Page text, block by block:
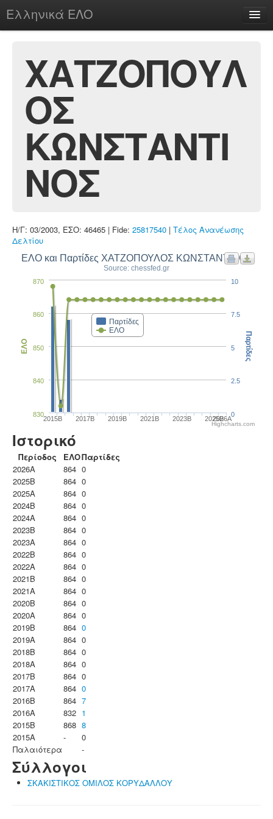
Ελληνικά ΕΛΟ
chesstu.be @ discord
Login
ΧΑΤΖΟΠΟΥΛ
ΟΣ
ΚΩΝΣΤΑΝΤΙ
ΝΟΣ
Η/Γ: 03/2003, ΕΣΟ: 46465 | Fide: 25817540 | Τέλος Ανανέωσης
Δελτίου
ΕΛΟ και Παρτίδες ΧΑΤΖΟΠΟΥΛΟΣ ΚΩΝΣΤΑΝΤΙΝΟΣ
Source: chessfed.gr
Παρτίδες
ΕΛΟ
2015B 2017B 2019B 2021B 2023B 2025B
2026A
830
840
850
860
870
ΕΛΟ
0
10
2.5
5
7.5
Παρτίδες
Highcharts.com
Ιστορικό
Περίοδος ΕΛΟΠαρτίδες
2026A
864 0
2025B
864 0
2025A
864 0
2024B
864 0
2024A
864 0
2023B
864 0
2023Α
864 0
2022B
864 0
2022A
864 0
2021B
864 0
2021A
864 0
2020B
864 0
2020A
864 0
2019B
864 0
2019A
864 0
2018B
864 0
2018A
864 0
2017B
864 0
2017A
864 0
2016B
864 7
2016A
832 1
2015B
868 8
2015A
-
0
Παλαιότερα
-
Σύλλογοι
ΣΚΑΚΙΣΤΙΚΟΣ ΟΜΙΛΟΣ ΚΟΡΥΔΑΛΛΟΥ